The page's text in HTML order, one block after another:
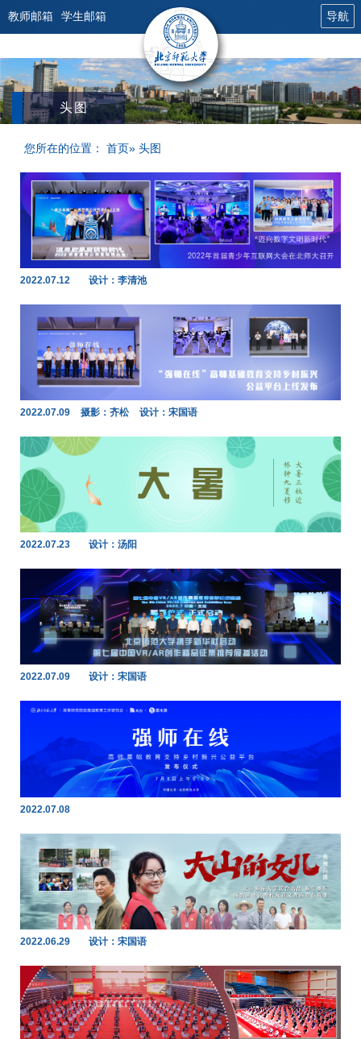
教师邮箱 学生邮箱 导航
头图
您所在的位置： 首页» 头图
2022.07.12 设计：李清池
2022.07.09 摄影：齐松 设计：宋国语
2022.07.23 设计：汤阳
2022.07.09 设计：宋国语
2022.07.08
2022.06.29 设计：宋国语